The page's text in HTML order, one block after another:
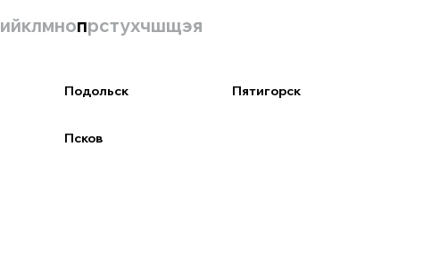
ийклмнопрстухчшщэя
Подольск
Псков
Пятигорск